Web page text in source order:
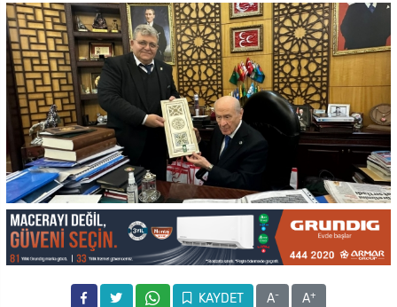
KAYDET A- A+